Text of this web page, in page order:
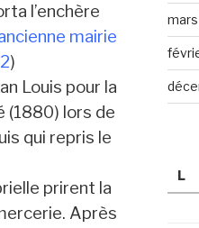
l’enchère
mairie
)
Louis pour la
(1880) lors de
qui repris le
prirent la
Après
L